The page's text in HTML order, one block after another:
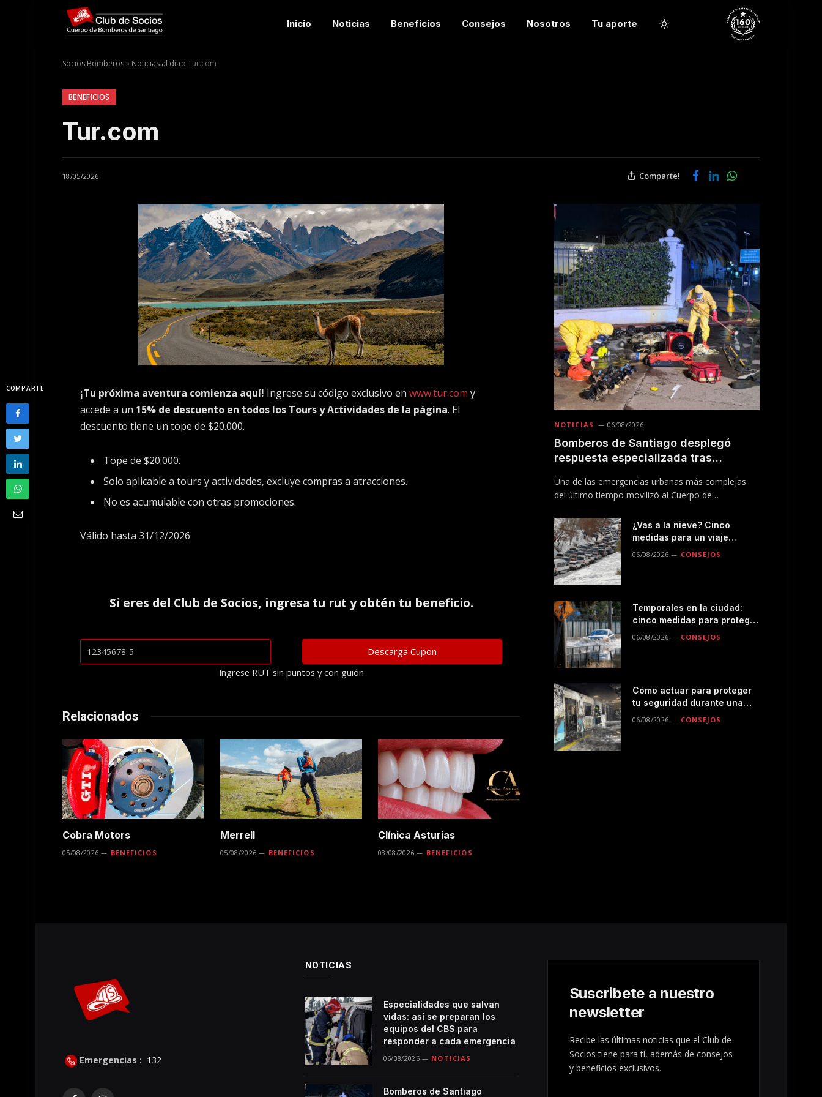
Inicio Noticias Beneficios Consejos Nosotros Tu aporte
Socios Bomberos» Noticias al día »Tur.com
BENEFICIOS
Tur.com
18/05/2026 Comparte!
COMPARTE ¡Tu próxima aventura comienza aquí! Ingrese su código exclusivo enwww.tur.com y
accede a un 15% de descuento en todos los Tours y Actividades de la página. El
descuento tiene un tope de $20.000.
Tope de $20.000.
Solo aplicable a tours y actividades, excluye compras a atracciones.
No es acumulable con otras promociones.
Válido hasta 31/12/2026
Si eres del Club de Socios, ingresa tu rut y obtén tu beneficio.
Ingrese RUT sin puntos y con guión
Relacionados
Cobra Motors
05/08/2026 BENEFICIOS
Merrell
05/08/2026 BENEFICIOS
Clínica Asturias
03/08/2026 BENEFICIOS
NOTICIAS 06/08/2026
Bomberos de Santiago desplegó
respuesta especializada tras
Una de las emergencias urbanas más complejas
del último tiempo movilizó al Cuerpo de
¿Vas a la nieve? Cinco
medidas para un viaje
06/08/2026 CONSEJOS
Temporales en la ciudad:
cinco medidas para proteger
06/08/2026 CONSEJOS
Cómo actuar para proteger
tu seguridad durante una
transporte público
06/08/2026 CONSEJOS
Emergencias : 132
NOTICIAS
Especialidades que salvan
vidas: así se preparan los
equipos del CBS para
responder a cada emergencia
06/08/2026 NOTICIAS
Bomberos de Santiago
Suscribete a nuestro
newsletter
Recibe las últimas noticias que el Club de
Socios tiene para tí, además de consejos
y beneficios exclusivos.